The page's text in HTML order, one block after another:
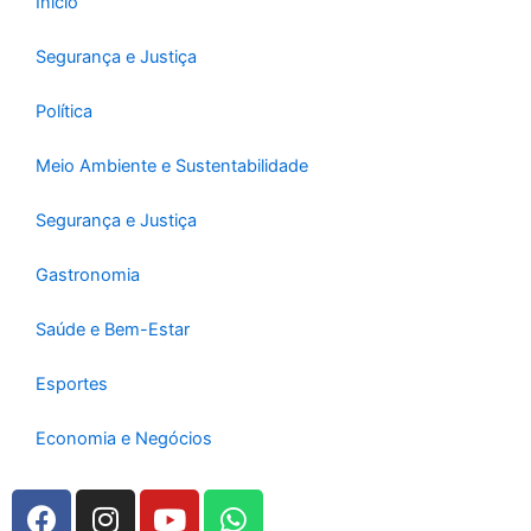
Segurança e Justiça
Política
Meio Ambiente e Sustentabilidade
Segurança e Justiça
Gastronomia
Saúde e Bem-Estar
Esportes
Economia e Negócios
F
I
Y
W